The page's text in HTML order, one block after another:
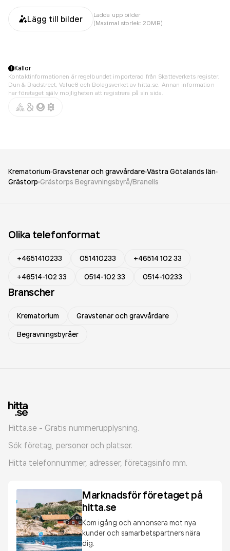
Lägg till bilder
Ladda upp bilder
(Maximal storlek: 20MB)
Källor
Kontaktinformationen är regelbundet importerad från Skatteverkets register,
Dun & Bradstreet, Value8 och Bolagsverket av hitta.se. Annan information
har företaget själv möjligheten att registrera på sin sida.
Krematorium Gravstenar och gravvårdare Västra Götalands län
Grästorp Grästorps Begravningsbyrå/Branells
Olika telefonformat
+4651410233 051410233
+46514 102 33
+46514-102 33
0514-102 33 0514-10233
Branscher
Krematorium
Gravstenar och gravvårdare
Begravningsbyråer
Hitta.se - Gratis nummerupplysning.
Sök företag, personer och platser.
Hitta telefonnummer, adresser, företagsinfo mm.
Marknadsför företaget på
hitta.se
Kom igång och annonsera mot nya
kunder och samarbetspartners nära
dig.